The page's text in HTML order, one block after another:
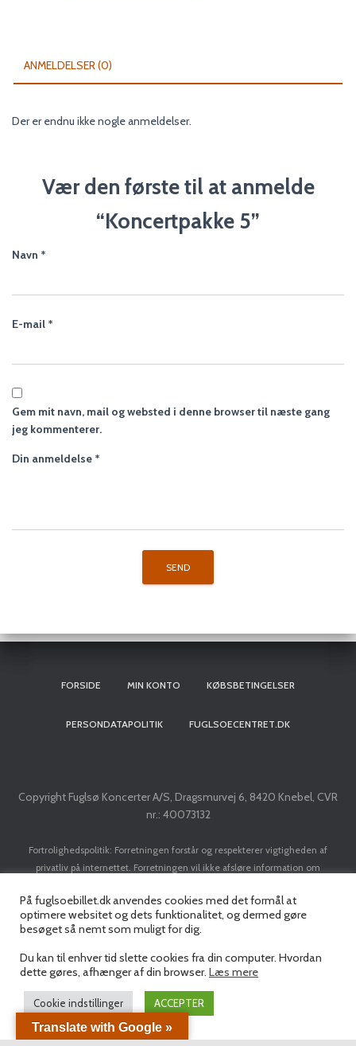
ANMELDELSER (0)
Der er endnu ikke nogle anmeldelser.
Vær den første til at anmelde
“Koncertpakke 5”
Navn *
E-mail *
Gem mit navn, mail og websted i denne browser til næste gang
jeg kommenterer.
Din anmeldelse *
FORSIDE MIN KONTO KØBSBETINGELSER
PERSONDATAPOLITIK FUGLSOECENTRET.DK
Copyright Fuglsø Koncerter A/S, Dragsmurvej 6, 8420 Knebel, CVR
nr.: 40073132
Fortrolighedspolitik: Forretningen forstår og respekterer vigtigheden af
privatliv på internettet. Forretningen vil ikke afsløre information om
implementere en transaktion. Forretningen vil ikke sælge dit navn, adresse, e-
mail adresse, kreditkort eller personlige data til nogen tredjepart uden din
forudgående tilladelse.
På fuglsoebillet.dk anvendes cookies med det formål at
optimere websitet og dets funktionalitet, og dermed gøre
besøget så nemt som muligt for dig.
Du kan til enhver tid slette cookies fra din computer. Hvordan
dette gøres, afhænger af din browser. Læs mere
Cookie indstillinger ACCEPTER
Translate with Google »